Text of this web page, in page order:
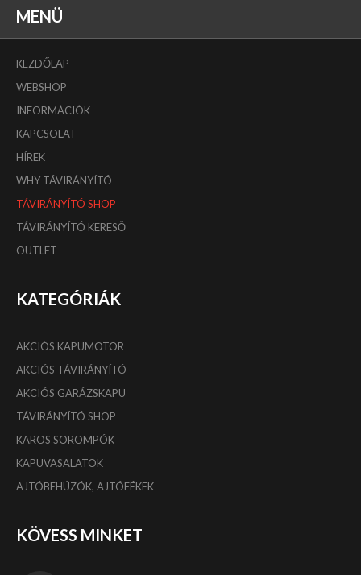
MENÜ
KEZDŐLAP
WEBSHOP
INFORMÁCIÓK
KAPCSOLAT
HÍREK
WHY TÁVIRÁNYÍTÓ
TÁVIRÁNYÍTÓ SHOP
TÁVIRÁNYÍTÓ KERESŐ
OUTLET
KATEGÓRIÁK
AKCIÓS KAPUMOTOR
AKCIÓS TÁVIRÁNYÍTÓ
AKCIÓS GARÁZSKAPU
TÁVIRÁNYÍTÓ SHOP
KAROS SOROMPÓK
KAPUVASALATOK
AJTÓBEHÚZÓK, AJTÓFÉKEK
KÖVESS MINKET